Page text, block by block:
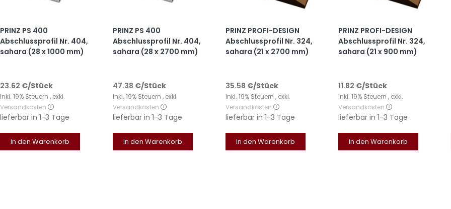
PRINZ PS 400
Abschlussprofil Nr. 404,
sahara (28 x 1000 mm)
23.62 €/Stück
Inkl. 19% Steuern , exkl.
Versandkosten
lieferbar in 1-3 Tage
In den Warenkorb
PRINZ PS 400
Abschlussprofil Nr. 404,
sahara (28 x 2700 mm)
47.38 €/Stück
Inkl. 19% Steuern , exkl.
Versandkosten
lieferbar in 1-3 Tage
In den Warenkorb
PRINZ PROFI-DESIGN
Abschlussprofil Nr. 324,
sahara (21 x 2700 mm)
35.58 €/Stück
Inkl. 19% Steuern , exkl.
Versandkosten
lieferbar in 1-3 Tage
In den Warenkorb
PRINZ PROFI-DESIGN
Abschlussprofil Nr. 324,
sahara (21 x 900 mm)
11.82 €/Stück
Inkl. 19% Steuern , exkl.
Versandkosten
lieferbar in 1-3 Tage
In den Warenkorb